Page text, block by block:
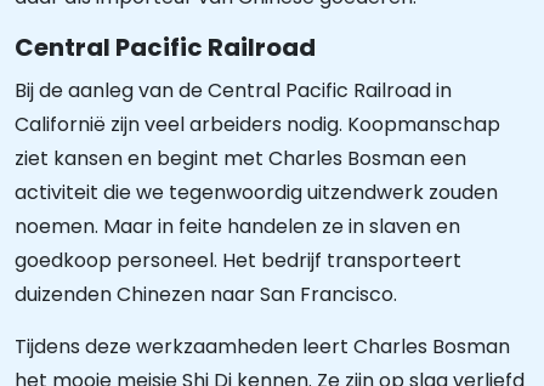
Central Pacific Railroad
Bij de aanleg van de Central Pacific Railroad in
Californië zijn veel arbeiders nodig. Koopmanschap
ziet kansen en begint met Charles Bosman een
activiteit die we tegenwoordig uitzendwerk zouden
noemen. Maar in feite handelen ze in slaven en
goedkoop personeel. Het bedrijf transporteert
duizenden Chinezen naar San Francisco.
Tijdens deze werkzaamheden leert Charles Bosman
het mooie meisje Shi Di kennen. Ze zijn op slag verliefd